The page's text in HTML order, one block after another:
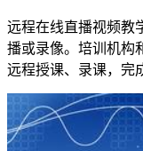
远程在线直播视频教
播或录像。培训机构
远程授课、录课，完